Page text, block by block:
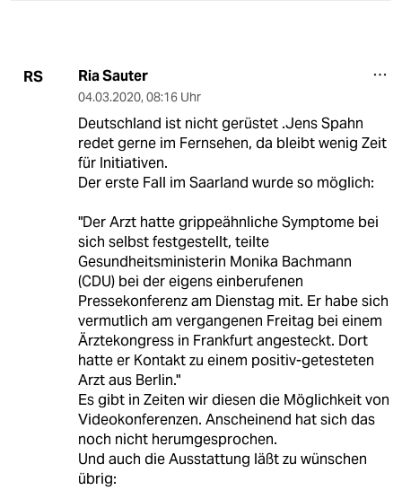
RS Ria Sauter
04.03.2020, 08:16 Uhr
Deutschland ist nicht gerüstet .Jens Spahn
redet gerne im Fernsehen, da bleibt wenig Zeit
für Initiativen.
Der erste Fall im Saarland wurde so möglich:
"Der Arzt hatte grippeähnliche Symptome bei
sich selbst festgestellt, teilte
Gesundheitsministerin Monika Bachmann
(CDU) bei der eigens einberufenen
Pressekonferenz am Dienstag mit. Er habe sich
vermutlich am vergangenen Freitag bei einem
Ärztekongress in Frankfurt angesteckt. Dort
hatte er Kontakt zu einem positiv-getesteten
Arzt aus Berlin."
Es gibt in Zeiten wir diesen die Möglichkeit von
Videokonferenzen. Anscheinend hat sich das
noch nicht herumgesprochen.
Und auch die Ausstattung läßt zu wünschen
übrig: